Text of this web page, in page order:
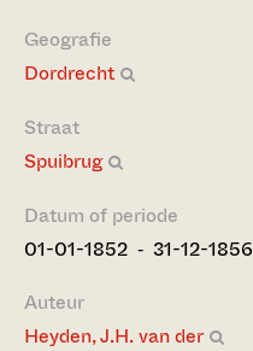
Geografie
Dordrecht
Straat
Spuibrug
Datum of periode
01-01-1852 ‐ 31-12-1856
Auteur
Heyden, J.H. van der